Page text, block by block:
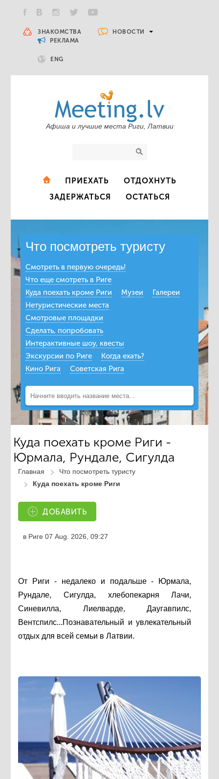
ЗНАКОМСТВА
НОВОСТИ
РЕКЛАМА
ENG
Афиша и лучшие места Риги, Латвии
ПРИЕХАТЬ
ОТДОХНУТЬ
ЗАДЕРЖАТЬСЯ
ОСТАТЬСЯ
Что посмотреть туристу
Смотреть в первую очередь!
Что еще смотреть в Риге
Куда поехать кроме Риги
Музеи
Галереи
Нетуристические места
Смотровые площадки
Сделать, попробовать
Интерактивные шоу, квесты
Экскурсии по Риге
Когда ехать?
Кино Рига
Советская Рига
Куда поехать кроме Риги -
Юрмала, Рундале, Сигулда
Главная
Что посмотреть туристу
Куда поехать кроме Риги
ДОБАВИТЬ
в Риге07 Aug. 2026, 09:27
От Риги - недалеко и подальше - Юрмала,
Рундале, Сигулда, хлебопекарня Лачи,
Синевилла, Лиелварде, Даугавпилс,
Вентспилс...Познавательный и увлекательный
отдых для всей семьи в Латвии.